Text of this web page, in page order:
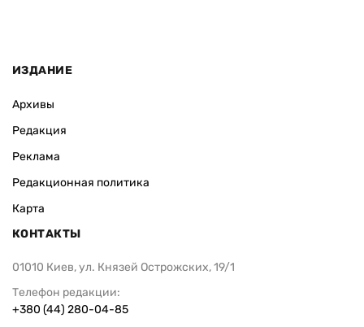
ИЗДАНИЕ
Архивы
Редакция
Реклама
Редакционная политика
Карта
КОНТАКТЫ
01010 Киев, ул. Князей Острожских, 19/1
Телефон редакции:
+380 (44) 280-04-85